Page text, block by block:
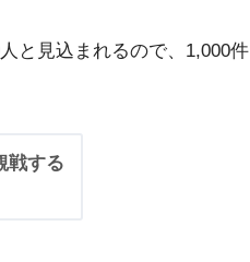
と見込まれるので、1,000件
戦する